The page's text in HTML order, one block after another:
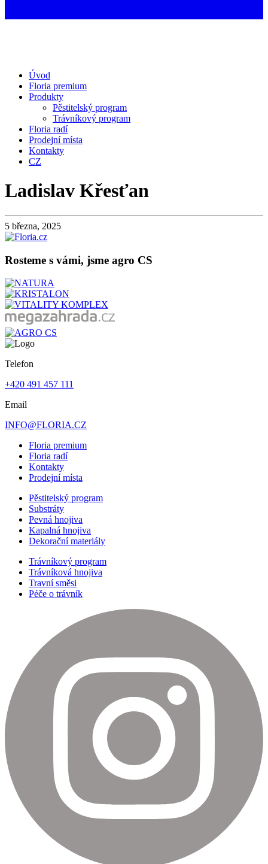
Úvod
Floria premium
Produkty
Pěstitelský program
Trávníkový program
Floria radí
Prodejní místa
Kontakty
CZ
Ladislav Křesťan
5 března, 2025
Rosteme s vámi, jsme agro CS
Telefon
+420 491 457 111
Email
INFO@FLORIA.CZ
Floria premium
Floria radí
Kontakty
Prodejní místa
Pěstitelský program
Substráty
Pevná hnojiva
Kapalná hnojiva
Dekorační materiály
Trávníkový program
Trávníková hnojiva
Travní směsi
Péče o trávník